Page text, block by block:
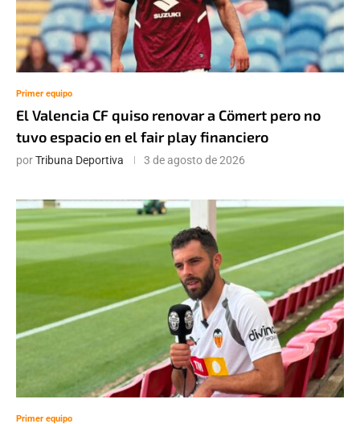
Primer equipo
El Valencia CF quiso renovar a Cömert pero no
tuvo espacio en el fair play financiero
porTribuna Deportiva 3 de agosto de 2026
Primer equipo